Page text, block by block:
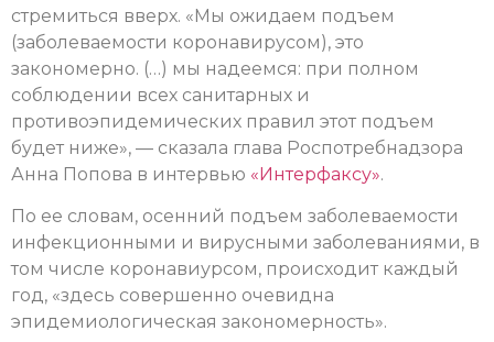
стремиться вверх. «Мы ожидаем подъем
(заболеваемости коронавирусом), это
закономерно. (…) мы надеемся: при полном
соблюдении всех санитарных и
противоэпидемических правил этот подъем
будет ниже», — сказала глава Роспотребнадзора
Анна Попова в интервью «Интерфаксу».
По ее словам, осенний подъем заболеваемости
инфекционными и вирусными заболеваниями, в
том числе коронавиурсом, происходит каждый
год, «здесь совершенно очевидна
эпидемиологическая закономерность».